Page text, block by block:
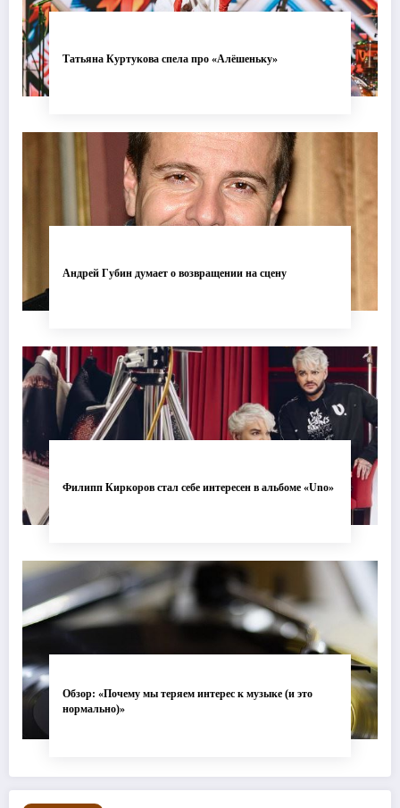
Татьяна Куртукова спела про «Алёшеньку»
Андрей Губин думает о возвращении на сцену
Филипп Киркоров стал себе интересен в альбоме «Uno»
Обзор: «Почему мы теряем интерес к музыке (и это
нормально)»